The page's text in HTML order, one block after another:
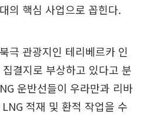
의 핵심 사업으로 꼽힌다.
극 관광지인 테리베르카 인
결지로 부상하고 있다고 분
운반선들이 우라만과 리바
적재 및 환적 작업을 수